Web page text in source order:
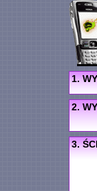
1.
2.
3.